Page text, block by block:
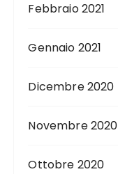
Febbraio 2021
Gennaio 2021
Dicembre 2020
Novembre 2020
Ottobre 2020